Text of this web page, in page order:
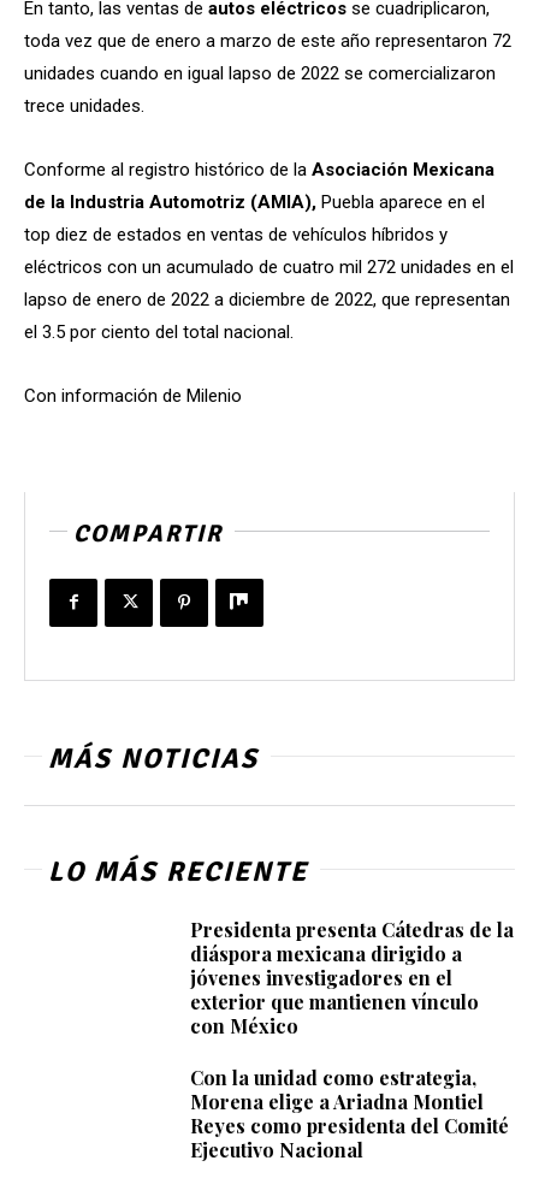
En tanto, las ventas de autos eléctricos se cuadriplicaron,
toda vez que de enero a marzo de este año representaron 72
unidades cuando en igual lapso de 2022 se comercializaron
trece unidades.
Conforme al registro histórico de la Asociación Mexicana
de la Industria Automotriz (AMIA), Puebla aparece en el
top diez de estados en ventas de vehículos híbridos y
eléctricos con un acumulado de cuatro mil 272 unidades en el
lapso de enero de 2022 a diciembre de 2022, que representan
el 3.5 por ciento del total nacional.
Con información de Milenio
COMPARTIR
MÁS NOTICIAS
LO MÁS RECIENTE
Presidenta presenta Cátedras de la
diáspora mexicana dirigido a
jóvenes investigadores en el
exterior que mantienen vínculo
con México
Con la unidad como estrategia,
Morena elige a Ariadna Montiel
Reyes como presidenta del Comité
Ejecutivo Nacional